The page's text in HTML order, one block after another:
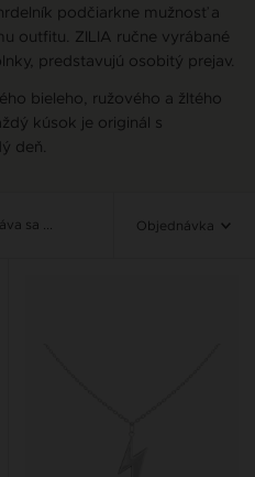
podčiarkne mužnosť a
outfitu. ZILIA ručne vyrábané
predstavujú osobitý prejav.
bieleho, ružového a žltého
kúsok je originál s
deň.
Objednávka